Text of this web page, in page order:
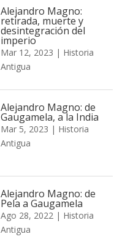
Alejandro Magno:
retirada, muerte y
desintegración del
imperio
Mar 12, 2023 | Historia
Antigua
Alejandro Magno: de
Gaugamela, a la India
Mar 5, 2023 | Historia
Antigua
Alejandro Magno: de
Pela a Gaugamela
Ago 28, 2022 | Historia
Antigua